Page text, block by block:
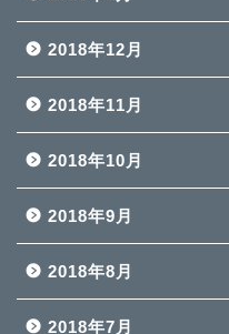
2018年12月
2018年11月
2018年10月
2018年9月
2018年8月
2018年7月